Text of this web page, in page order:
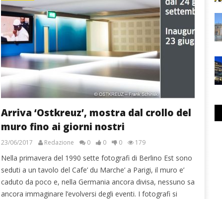
Arriva ‘Ostkreuz’, mostra dal crollo del
muro fino ai giorni nostri
23/06/2017 Redazione 0 0 0 179
Nella primavera del 1990 sette fotografi di Berlino Est sono
seduti a un tavolo del Cafe’ du Marche’ a Parigi, il muro e’
caduto da poco e, nella Germania ancora divisa, nessuno sa
ancora immaginare l’evolversi degli eventi. I fotografi si